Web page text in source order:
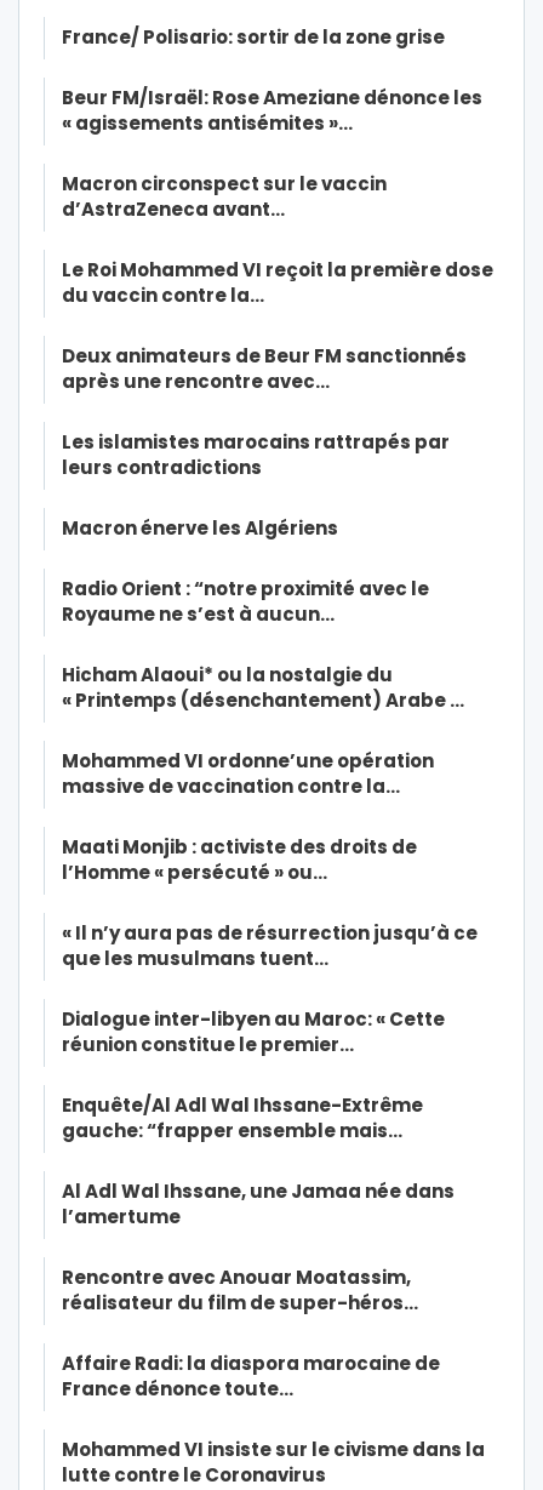
France/ Polisario: sortir de la zone grise
Beur FM/Israël: Rose Ameziane dénonce les
« agissements antisémites »…
Macron circonspect sur le vaccin
d’AstraZeneca avant…
Le Roi Mohammed VI reçoit la première dose
du vaccin contre la…
Deux animateurs de Beur FM sanctionnés
après une rencontre avec…
Les islamistes marocains rattrapés par
leurs contradictions
Macron énerve les Algériens
Radio Orient : “notre proximité avec le
Royaume ne s’est à aucun…
Hicham Alaoui* ou la nostalgie du
« Printemps (désenchantement) Arabe …
Mohammed VI ordonne’une opération
massive de vaccination contre la…
Maati Monjib : activiste des droits de
l’Homme « persécuté » ou…
« Il n’y aura pas de résurrection jusqu’à ce
que les musulmans tuent…
Dialogue inter-libyen au Maroc: « Cette
réunion constitue le premier…
Enquête/Al Adl Wal Ihssane-Extrême
gauche: “frapper ensemble mais…
Al Adl Wal Ihssane, une Jamaa née dans
l’amertume
Rencontre avec Anouar Moatassim,
réalisateur du film de super-héros…
Affaire Radi: la diaspora marocaine de
France dénonce toute…
Mohammed VI insiste sur le civisme dans la
lutte contre le Coronavirus